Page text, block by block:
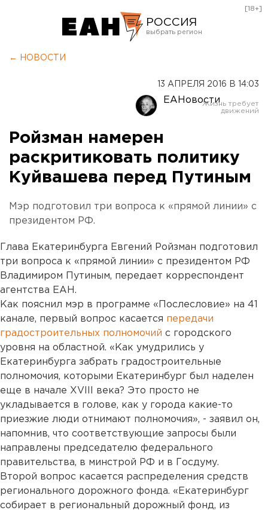
РОССИЯ
Оренбург
[18+]
← НОВОСТИ
13 АПРЕЛЯ 2016 В 14:03
ЕАНовости
Ройзман намерен
раскритиковать политику
Куйвашева перед Путиным
Мэр подготовил три вопроса к «прямой линии» с
президентом РФ.
Глава Екатеринбурга Евгений Ройзман подготовил
три вопроса к «прямой линии» с президентом РФ
Владимиром Путиным, передает корреспондент
агентства ЕАН.
Как пояснил мэр в программе «Послесловие» на 41
канале, первый вопрос касается передачи
градостроительных полномочий с городского
уровня на областной. «Как умудрились у
Екатеринбурга забрать градостроительные
полномочия, которыми Екатеринбург был наделен
еще в начале XVIII века? Это просто не
укладывается в голове, как у города какие-то
приезжие люди отнимают полномочия», - заявил он,
напомнив, что соответствующие запросы были
направлены председателю федерального
правительства, в минстрой РФ и в Госдуму.
Второй вопрос касается распределения средств
регионального дорожного фонда. «Екатеринбург
собирает в региональный дорожный фонд, из